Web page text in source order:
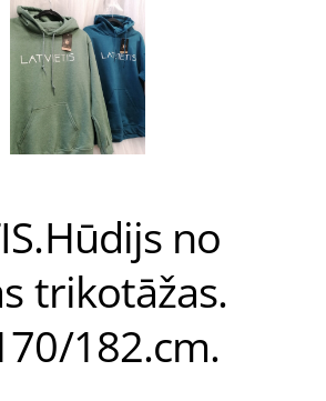
no
trikotāžas.
182.cm.